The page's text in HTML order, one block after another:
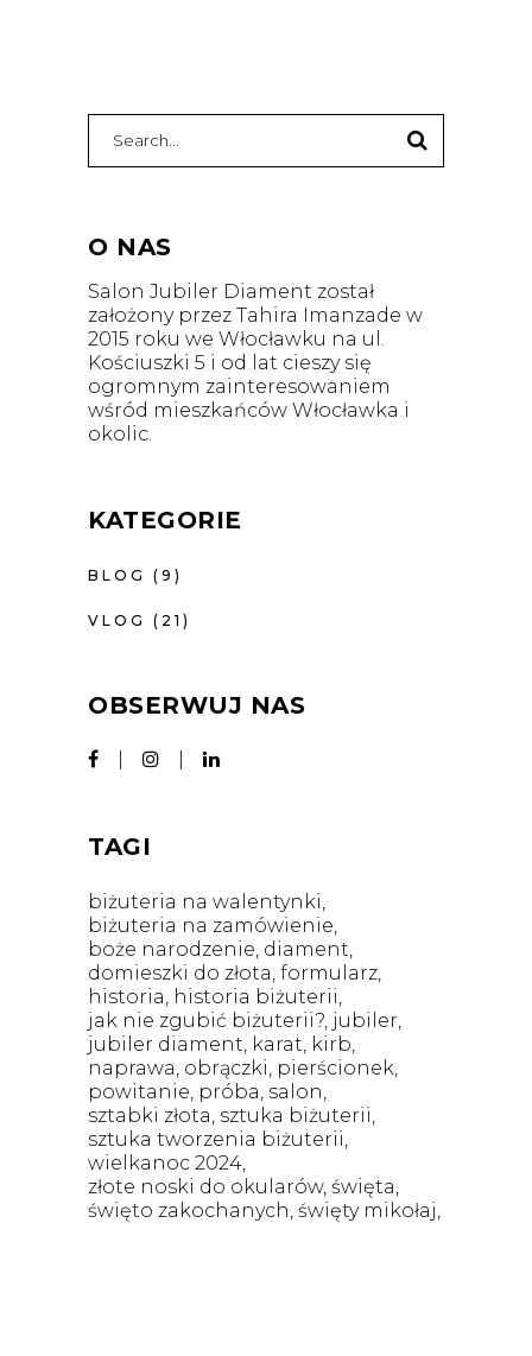
O NAS
Salon Jubiler Diament został
założony przez Tahira Imanzade w
2015 roku we Włocławku na ul.
Kościuszki 5 i od lat cieszy się
ogromnym zainteresowaniem
wśród mieszkańców Włocławka i
okolic.
KATEGORIE
BLOG (9)
VLOG (21)
OBSERWUJ NAS
TAGI
biżuteria na walentynki
biżuteria na zamówienie
boże narodzenie diament
domieszki do złota formularz
historia historia biżuterii
jak nie zgubić biżuterii? jubiler
jubiler diament karat kirb
naprawa obrączki pierścionek
powitanie próba salon
sztabki złota sztuka biżuterii
sztuka tworzenia biżuterii
wielkanoc 2024
złote noski do okularów święta
święto zakochanych święty mikołaj